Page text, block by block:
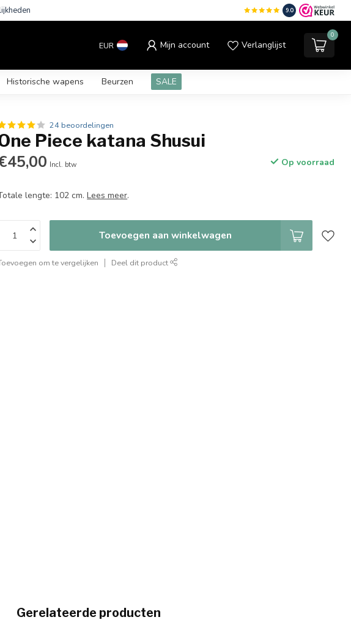
9.0
EUR Mijn account Verlanglijst
0
Historische wapens Beurzen SALE
24 beoordelingen
Piece katana Shusui
Incl. btw Op voorraad
lengte: 102 cm.Lees meer.
Toevoegen aan winkelwagen
om te vergelijken Deel dit product
Gerelateerde producten